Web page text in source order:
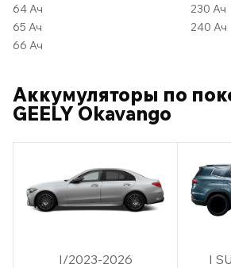
64 Ач
65 Ач
66 Ач
230 Ач
240 Ач
Аккумуляторы по
GEELY Okavango
I/2023-2026 I